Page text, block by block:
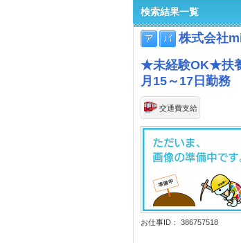
検索結果一覧
株式会社
★未経験OK★扶
月15～17日勤務
交通費支給
お仕事ID： 386757518